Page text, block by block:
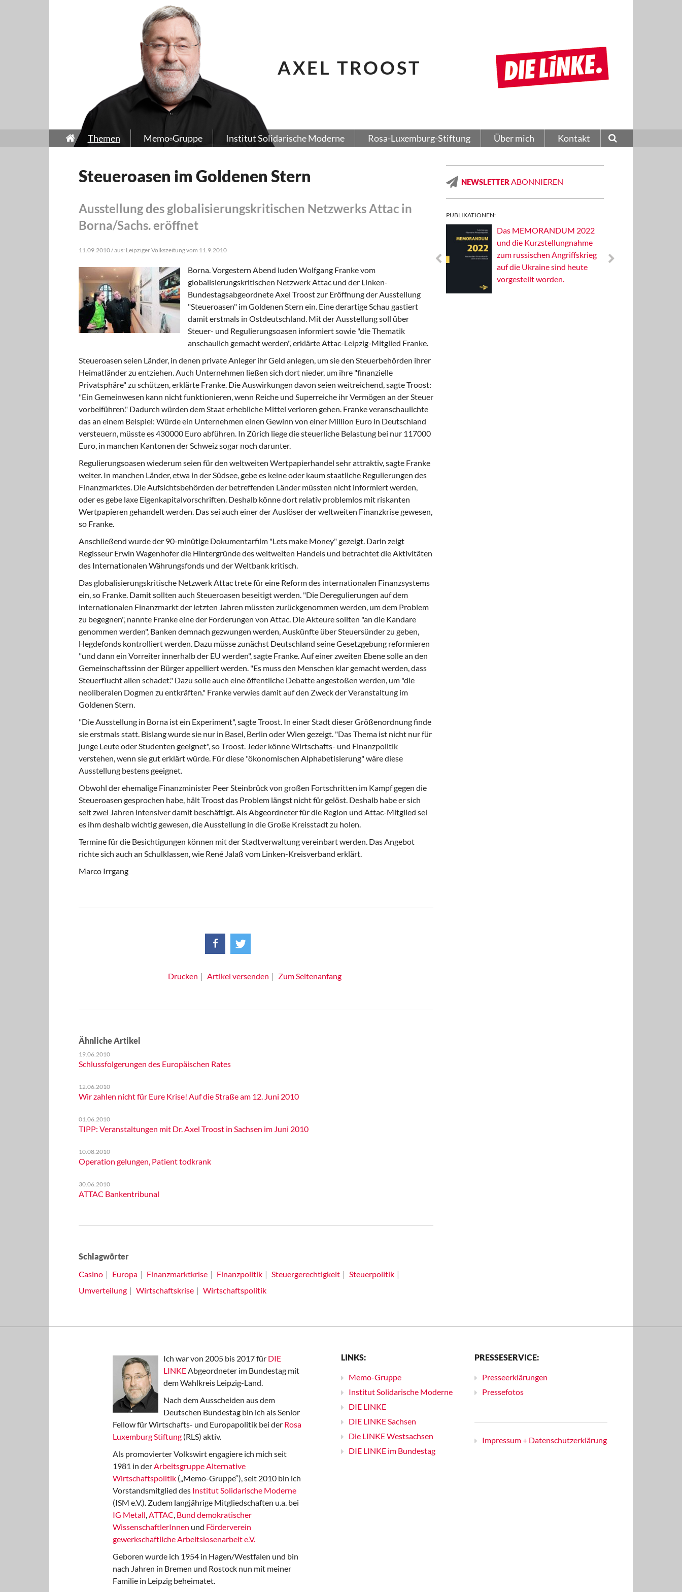
AXEL TROOST
Themen Memo-Gruppe Institut Solidarische Moderne Rosa-Luxemburg-Stiftung Über mich Kontakt
Steueroasen im Goldenen Stern
Ausstellung des globalisierungskritischen Netzwerks Attac in
Borna/Sachs. eröffnet
11.09.2010 / aus: Leipziger Volkszeitung vom 11.9.2010
Borna. Vorgestern Abend luden Wolfgang Franke vom
globalisierungskritischen Netzwerk Attac und der Linken-
Bundestagsabgeordnete Axel Troost zur Eröffnung der Ausstellung
"Steueroasen" im Goldenen Stern ein. Eine derartige Schau gastiert
damit erstmals in Ostdeutschland. Mit der Ausstellung soll über
Steuer- und Regulierungsoasen informiert sowie "die Thematik
anschaulich gemacht werden", erklärte Attac-Leipzig-Mitglied Franke.
Steueroasen seien Länder, in denen private Anleger ihr Geld anlegen, um sie den Steuerbehörden ihrer
Heimatländer zu entziehen. Auch Unternehmen ließen sich dort nieder, um ihre "finanzielle
Privatsphäre" zu schützen, erklärte Franke. Die Auswirkungen davon seien weitreichend, sagte Troost:
"Ein Gemeinwesen kann nicht funktionieren, wenn Reiche und Superreiche ihr Vermögen an der Steuer
vorbeiführen." Dadurch würden dem Staat erhebliche Mittel verloren gehen. Franke veranschaulichte
das an einem Beispiel: Würde ein Unternehmen einen Gewinn von einer Million Euro in Deutschland
versteuern, müsste es 430000 Euro abführen. In Zürich liege die steuerliche Belastung bei nur 117000
Euro, in manchen Kantonen der Schweiz sogar noch darunter.
Regulierungsoasen wiederum seien für den weltweiten Wertpapierhandel sehr attraktiv, sagte Franke
weiter. In manchen Länder, etwa in der Südsee, gebe es keine oder kaum staatliche Regulierungen des
Finanzmarktes. Die Aufsichtsbehörden der betreffenden Länder müssten nicht informiert werden,
oder es gebe laxe Eigenkapitalvorschriften. Deshalb könne dort relativ problemlos mit riskanten
Wertpapieren gehandelt werden. Das sei auch einer der Auslöser der weltweiten Finanzkrise gewesen,
so Franke.
Anschließend wurde der 90-minütige Dokumentarfilm "Lets make Money" gezeigt. Darin zeigt
Regisseur Erwin Wagenhofer die Hintergründe des weltweiten Handels und betrachtet die Aktivitäten
des Internationalen Währungsfonds und der Weltbank kritisch.
Das globalisierungskritische Netzwerk Attac trete für eine Reform des internationalen Finanzsystems
ein, so Franke. Damit sollten auch Steueroasen beseitigt werden. "Die Deregulierungen auf dem
internationalen Finanzmarkt der letzten Jahren müssten zurückgenommen werden, um dem Problem
zu begegnen", nannte Franke eine der Forderungen von Attac. Die Akteure sollten "an die Kandare
genommen werden", Banken demnach gezwungen werden, Auskünfte über Steuersünder zu geben,
Hegdefonds kontrolliert werden. Dazu müsse zunächst Deutschland seine Gesetzgebung reformieren
"und dann ein Vorreiter innerhalb der EU werden", sagte Franke. Auf einer zweiten Ebene solle an den
Gemeinschaftssinn der Bürger appelliert werden. "Es muss den Menschen klar gemacht werden, dass
Steuerflucht allen schadet." Dazu solle auch eine öffentliche Debatte angestoßen werden, um "die
neoliberalen Dogmen zu entkräften." Franke verwies damit auf den Zweck der Veranstaltung im
Goldenen Stern.
"Die Ausstellung in Borna ist ein Experiment", sagte Troost. In einer Stadt dieser Größenordnung finde
sie erstmals statt. Bislang wurde sie nur in Basel, Berlin oder Wien gezeigt. "Das Thema ist nicht nur für
junge Leute oder Studenten geeignet", so Troost. Jeder könne Wirtschafts- und Finanzpolitik
verstehen, wenn sie gut erklärt würde. Für diese "ökonomischen Alphabetisierung" wäre diese
Ausstellung bestens geeignet.
Obwohl der ehemalige Finanzminister Peer Steinbrück von großen Fortschritten im Kampf gegen die
Steueroasen gesprochen habe, hält Troost das Problem längst nicht für gelöst. Deshalb habe er sich
seit zwei Jahren intensiver damit beschäftigt. Als Abgeordneter für die Region und Attac-Mitglied sei
es ihm deshalb wichtig gewesen, die Ausstellung in die Große Kreisstadt zu holen.
Termine für die Besichtigungen können mit der Stadtverwaltung vereinbart werden. Das Angebot
richte sich auch an Schulklassen, wie René Jalaß vom Linken-Kreisverband erklärt.
Marco Irrgang
Drucken Artikel versenden Zum Seitenanfang
Ähnliche Artikel
19.06.2010
Schlussfolgerungen des Europäischen Rates
12.06.2010
Wir zahlen nicht für Eure Krise! Auf die Straße am 12. Juni 2010
01.06.2010
TIPP: Veranstaltungen mit Dr. Axel Troost in Sachsen im Juni 2010
10.08.2010
Operation gelungen, Patient todkrank
30.06.2010
ATTAC Bankentribunal
Schlagwörter
Casino
Europa Finanzmarktkrise Finanzpolitik Steuergerechtigkeit
Steuerpolitik
Umverteilung
Wirtschaftskrise Wirtschaftspolitik
NEWSLETTER ABONNIEREN
PUBLIKATIONEN:
Das MEMORANDUM 2022
und die Kurzstellungnahme
zum russischen Angriffskrieg
auf die Ukraine sind heute
vorgestellt worden.
Ich war von 2005 bis 2017 für DIE
LINKEAbgeordneter im Bundestag mit
dem Wahlkreis Leipzig-Land.
Nach dem Ausscheiden aus dem
Deutschen Bundestag bin ich als Senior
Fellow für Wirtschafts- und Europapolitik bei der Rosa
Luxemburg Stiftung (RLS) aktiv.
Als promovierter Volkswirt engagiere ich mich seit
1981 in derArbeitsgruppe Alternative
Wirtschaftspolitik („Memo-Gruppe“), seit 2010 bin ich
Vorstandsmitglied des Institut Solidarische Moderne
(ISM e.V.). Zudem langjährige Mitgliedschaften u.a. bei
IG Metall,ATTAC, Bund demokratischer
WissenschaftlerInnen und Förderverein
gewerkschaftliche Arbeitslosenarbeit e.V.
Geboren wurde ich 1954 in Hagen/Westfalen und bin
nach Jahren in Bremen und Rostock nun mit meiner
Familie in Leipzig beheimatet.
LINKS:
Memo-Gruppe
Institut Solidarische Moderne
DIE LINKE
DIE LINKE Sachsen
Die LINKE Westsachsen
DIE LINKE im Bundestag
PRESSESERVICE:
Presseerklärungen
Pressefotos
Impressum + Datenschutzerklärung